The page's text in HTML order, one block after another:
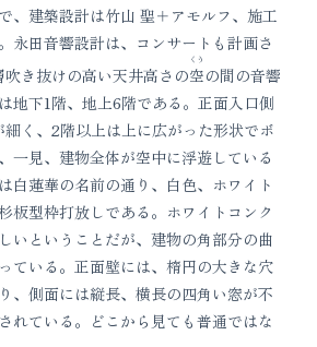
、建築設計は竹山 聖＋アモルフ、施工
永田音響設計は、コンサートも計画さ
き抜けの高い天井高さの空
くう
の間の音響
地下1階、地上6階である。正面入口側
く、2階以上は上に広がった形状でボ
一見、建物全体が空中に浮遊している
白蓮華の名前の通り、白色、ホワイト
板型枠打放しである。ホワイトコンク
いということだが、建物の角部分の曲
ている。正面壁には、楕円の大きな穴
、側面には縦長、横長の四角い窓が不
れている。どこから見ても普通ではな